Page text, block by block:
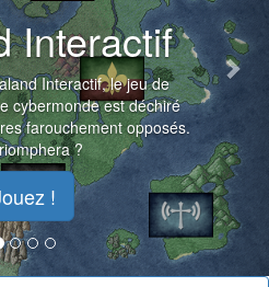
Interactif
Interactif, le jeu de
cybermonde est déchiré
farouchement opposés.
?
!